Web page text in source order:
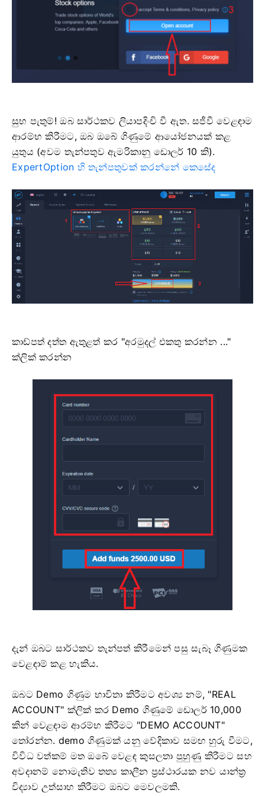
සුභ පැතුම්! ඔබ සාර්ථකව ලියාපදිංචි වී ඇත. සජීවී වෙළඳාම
ආරම්භ කිරීමට, ඔබ ඔබේ ගිණුමේ ආයෝජනයක් කළ
යුතුය (අවම තැන්පතුව ඇමරිකානු ඩොලර් 10 කි).
ExpertOption හි තැන්පතුවක් කරන්නේ කෙසේද
කාඩ්පත් දත්ත ඇතුළත් කර "අරමුදල් එකතු කරන්න ..."
ක්ලික් කරන්න
දැන් ඔබට සාර්ථකව තැන්පත් කිරීමෙන් පසු සැබෑ ගිණුමක
වෙළඳාම් කළ හැකිය.
ඔබට Demo ගිණුම භාවිතා කිරීමට අවශ්‍ය නම්, "REAL
ACCOUNT" ක්ලික් කර Demo ගිණුමේ ඩොලර් 10,000
කින් වෙළඳාම ආරම්භ කිරීමට "DEMO ACCOUNT"
තෝරන්න. demo ගිණුමක් යනු වේදිකාව සමඟ හුරු වීමට,
විවිධ වත්කම් මත ඔබේ වෙළඳ කුසලතා පුහුණු කිරීමට සහ
අවදානම් නොමැතිව තත්‍ය කාලීන ප්‍රස්ථාරයක නව යාන්ත්‍ර
විද්‍යාව උත්සාහ කිරීමට ඔබට මෙවලමකි.